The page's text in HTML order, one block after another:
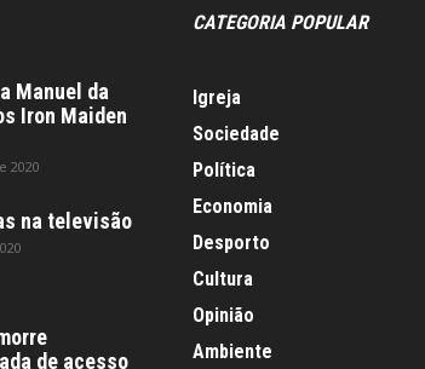
Manuel da
Iron Maiden
2020
na televisão
de acesso
CATEGORIA POPULAR
Igreja
Sociedade
Política
Economia
Desporto
Cultura
Opinião
Ambiente